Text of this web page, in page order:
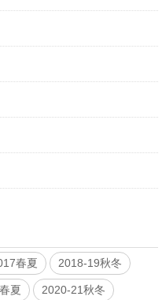
春夏 2018-19秋冬
夏 2020-21秋冬